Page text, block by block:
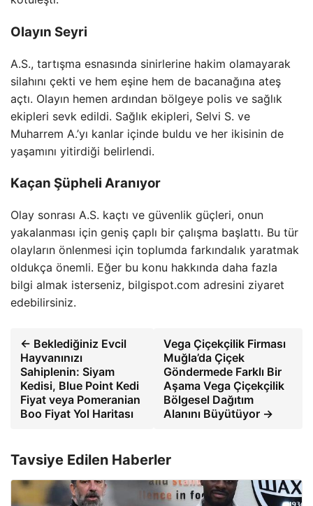
Olayın Seyri
A.S., tartışma esnasında sinirlerine hakim olamayarak
silahını çekti ve hem eşine hem de bacanağına ateş
açtı. Olayın hemen ardından bölgeye polis ve sağlık
ekipleri sevk edildi. Sağlık ekipleri, Selvi S. ve
Muharrem A.’yı kanlar içinde buldu ve her ikisinin de
yaşamını yitirdiği belirlendi.
Kaçan Şüpheli Aranıyor
Olay sonrası A.S. kaçtı ve güvenlik güçleri, onun
yakalanması için geniş çaplı bir çalışma başlattı. Bu tür
olayların önlenmesi için toplumda farkındalık yaratmak
oldukça önemli. Eğer bu konu hakkında daha fazla
bilgi almak isterseniz, bilgispot.com adresini ziyaret
edebilirsiniz.
← Beklediğiniz Evcil
Hayvanınızı
Sahiplenin: Siyam
Kedisi, Blue Point Kedi
Fiyat veya Pomeranian
Boo Fiyat Yol Haritası
Vega Çiçekçilik Firması
Muğla’da Çiçek
Göndermede Farklı Bir
Aşama Vega Çiçekçilik
Bölgesel Dağıtım
Alanını Büyütüyor →
Tavsiye Edilen Haberler